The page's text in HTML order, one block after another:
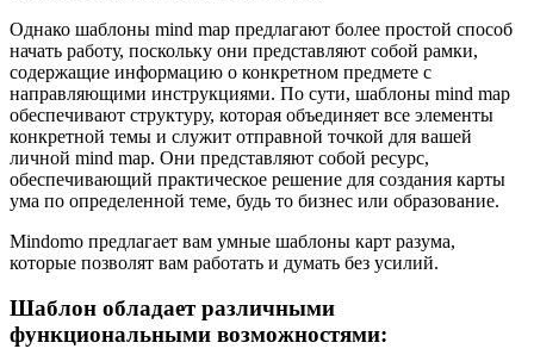
Однако шаблоны mind map предлагают более простой способ
начать работу, поскольку они представляют собой рамки,
содержащие информацию о конкретном предмете с
направляющими инструкциями. По сути, шаблоны mind map
обеспечивают структуру, которая объединяет все элементы
конкретной темы и служит отправной точкой для вашей
личной mind map. Они представляют собой ресурс,
обеспечивающий практическое решение для создания карты
ума по определенной теме, будь то бизнес или образование.
Mindomo предлагает вам умные шаблоны карт разума,
которые позволят вам работать и думать без усилий.
Шаблон обладает различными
функциональными возможностями: